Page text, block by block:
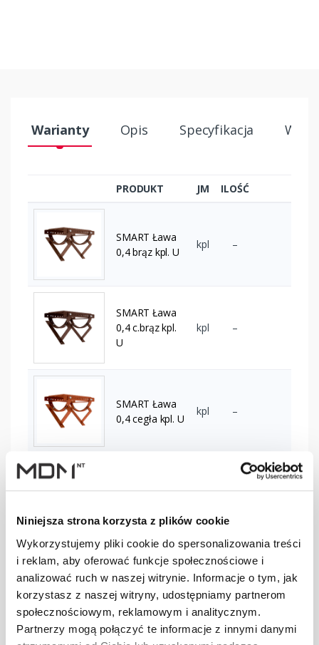
Niniejsza strona korzysta z plików cookie
Wykorzystujemy pliki cookie do spersonalizowania treści
i reklam, aby oferować funkcje społecznościowe i
analizować ruch w naszej witrynie. Informacje o tym, jak
korzystasz z naszej witryny, udostępniamy partnerom
społecznościowym, reklamowym i analitycznym.
Partnerzy mogą połączyć te informacje z innymi danymi
Warianty Opis Specyfikacja
PRODUKT JM ILOŚĆ
SMART Ława
0,4 brąz kpl. U
kpl –
SMART Ława
0,4 c.brąz kpl.
U
kpl –
SMART Ława
0,4 cegła kpl. U
kpl –
0,4 czarny kpl.
kpl –
SMART Ława
0,4 czerwony
kpl. U
kpl –